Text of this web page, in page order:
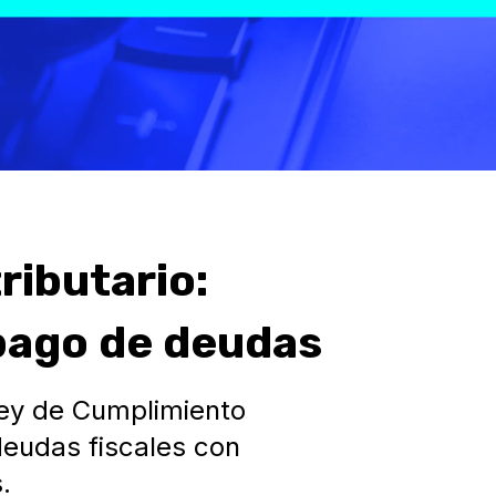
de deudas
de Cumplimiento
fiscales con